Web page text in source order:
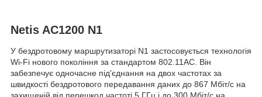
Netis AC1200 N1
У бездротовому маршрутизаторі N1 застосовується технологія
Wi-Fi нового покоління за стандартом 802.11AC. Він
забезпечує одночасне під'єднання на двох частотах за
швидкості бездротового передавання даних до 867 Мбіт/с на